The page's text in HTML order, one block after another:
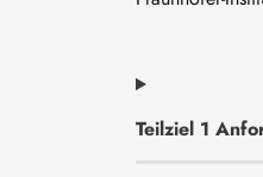
Teilziel 1